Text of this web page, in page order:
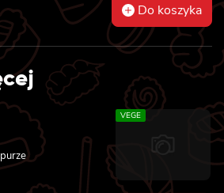
Do koszyka
VEGE